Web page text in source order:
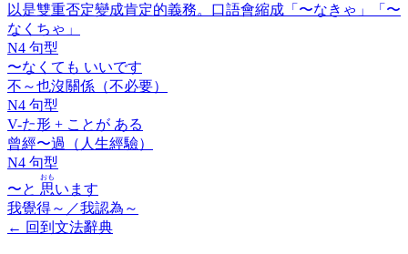
以是雙重否定變成肯定的義務。口語會縮成「〜なきゃ」「〜
なくちゃ」
N4 句型
〜なくても いいです
不～也沒關係（不必要）
N4 句型
V-た形 + ことが ある
曾經〜過（人生經驗）
N4 句型
〜と 思
おも
います
我覺得～／我認為～
← 回到文法辭典